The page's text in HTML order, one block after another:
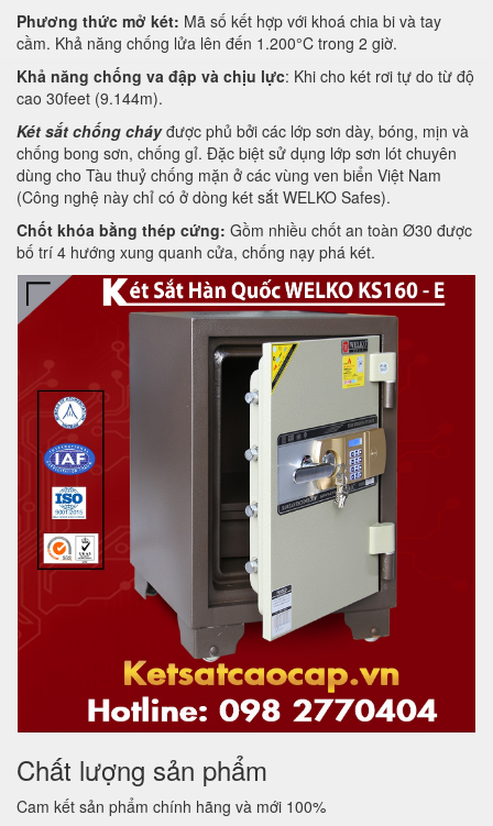
Phương thức mở két: Mã số kết hợp với khoá chia bi và tay
cầm. Khả năng chống lửa lên đến 1.200°C trong 2 giờ.
Khả năng chống va đập và chịu lực: Khi cho két rơi tự do từ độ
cao 30feet (9.144m).
Két sắt chống cháyđược phủ bởi các lớp sơn dày, bóng, mịn và
chống bong sơn, chống gỉ. Đặc biệt sử dụng lớp sơn lót chuyên
dùng cho Tàu thuỷ chống mặn ở các vùng ven biển Việt Nam
(Công nghệ này chỉ có ở dòng két sắt WELKO Safes).
Chốt khóa bằng thép cứng: Gồm nhiều chốt an toàn Ø30 được
bố trí 4 hướng xung quanh cửa, chống nạy phá két.
Chất lượng sản phẩm
Cam kết sản phẩm chính hãng và mới 100%